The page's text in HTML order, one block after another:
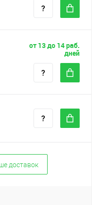
от 13 до 14 раб.
дней
доставок